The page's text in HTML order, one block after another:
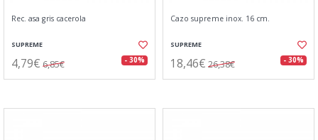
Rec. asa gris cacerola
SUPREME
4,79€ 6,85€ - 30%
Cazo supreme inox. 16 cm.
SUPREME
18,46€ 26,38€ - 30%